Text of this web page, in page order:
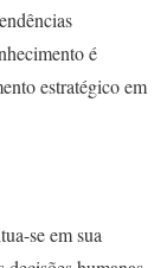
é
estratégico em
se em sua